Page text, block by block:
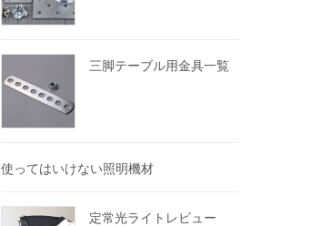
三脚テーブル用金具一覧
使ってはいけない照明機材
定常光ライトレビュー